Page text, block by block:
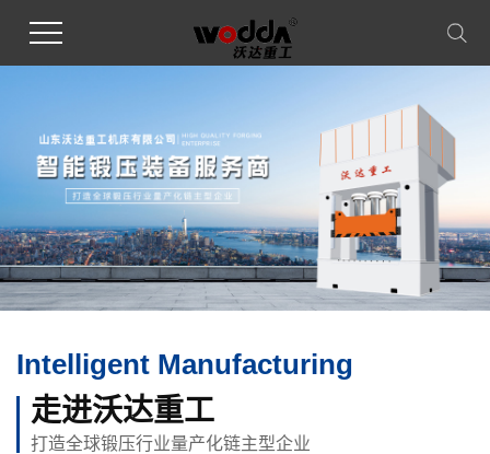
Intelligent Manufacturing
走进沃达重工
打造全球锻压行业量产化链主型企业